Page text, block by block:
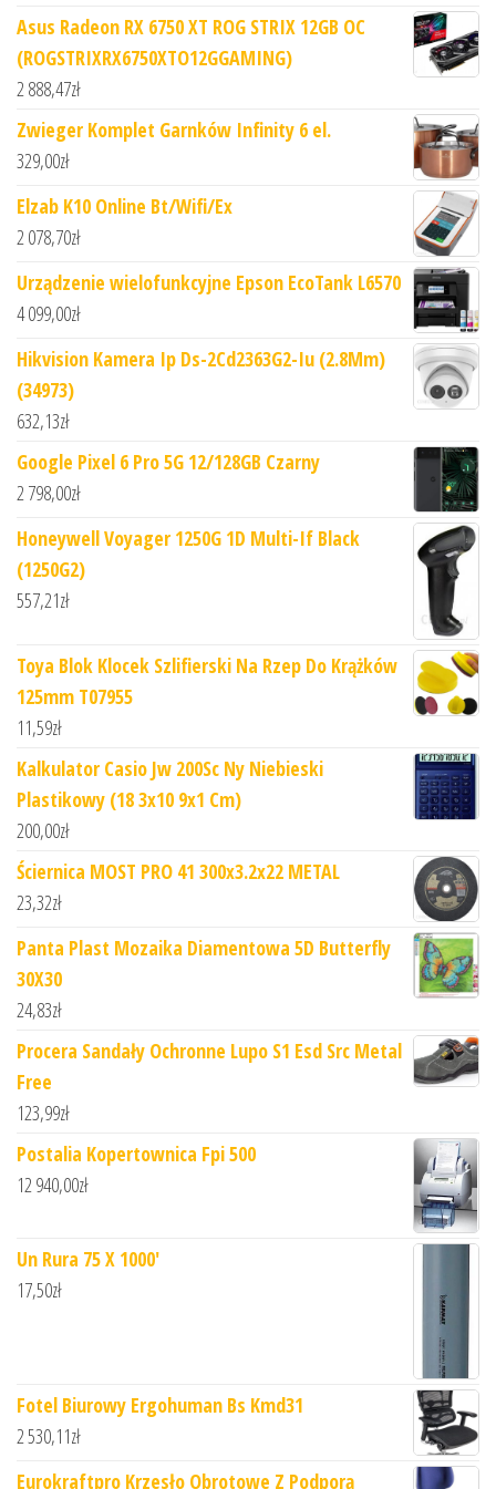
Asus Radeon RX 6750 XT ROG STRIX 12GB OC
(ROGSTRIXRX6750XTO12GGAMING)
2 888,47zł
Zwieger Komplet Garnków Infinity 6 el.
329,00zł
Elzab K10 Online Bt/Wifi/Ex
2 078,70zł
Urządzenie wielofunkcyjne Epson EcoTank L6570
4 099,00zł
Hikvision Kamera Ip Ds-2Cd2363G2-Iu (2.8Mm)
(34973)
632,13zł
Google Pixel 6 Pro 5G 12/128GB Czarny
2 798,00zł
Honeywell Voyager 1250G 1D Multi-If Black
(1250G2)
557,21zł
Toya Blok Klocek Szlifierski Na Rzep Do Krążków
125mm T07955
11,59zł
Kalkulator Casio Jw 200Sc Ny Niebieski
Plastikowy (18 3x10 9x1 Cm)
200,00zł
Ściernica MOST PRO 41 300x3.2x22 METAL
23,32zł
Panta Plast Mozaika Diamentowa 5D Butterfly
30X30
24,83zł
Procera Sandały Ochronne Lupo S1 Esd Src Metal
Free
123,99zł
Postalia Kopertownica Fpi 500
12 940,00zł
Un Rura 75 X 1000'
17,50zł
Fotel Biurowy Ergohuman Bs Kmd31
2 530,11zł
Eurokraftpro Krzesło Obrotowe Z Podporą